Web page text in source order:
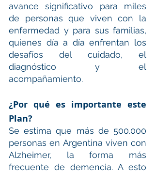
avance significativo para miles
de personas que viven con la
enfermedad y para sus familias,
quienes día a día enfrentan los
desafíos del cuidado, el
diagnóstico y el
acompañamiento.
¿Por qué es importante este
Plan?
Se estima que más de 500.000
personas en Argentina viven con
Alzheimer, la forma más
frecuente de demencia. A esto